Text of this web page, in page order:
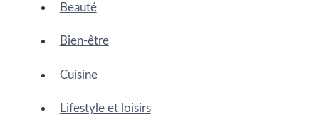
Beauté
Bien-être
Cuisine
Lifestyle et loisirs